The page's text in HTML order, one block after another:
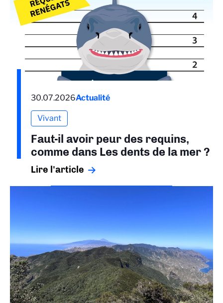
30.07.2026Actualité
Vivant
Faut-il avoir peur des requins,
comme dans Les dents de la mer ?
Lire l'article